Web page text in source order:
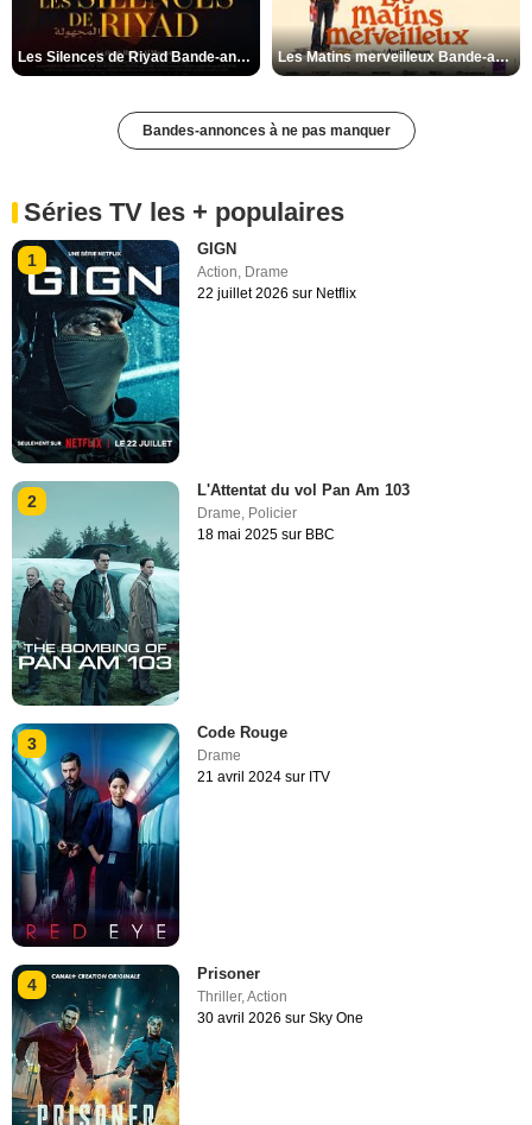
Les Silences de Riyad Bande-annonce VO STFR Les Matins merveilleux Bande-annonce VF
Bandes-annonces à ne pas manquer
Séries TV les + populaires
1
GIGN
Action, Drame
22 juillet 2026 sur Netflix
2
L'Attentat du vol Pan Am 103
Drame, Policier
18 mai 2025 sur BBC
3
Code Rouge
Drame
21 avril 2024 sur ITV
4
Prisoner
Thriller,Action
30 avril 2026 sur Sky One